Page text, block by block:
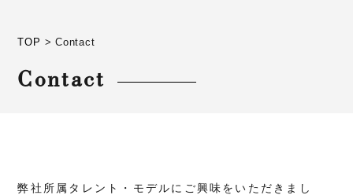
TOP >Contact
Contact
弊社所属タレント・モデルにご興味をいただきまし